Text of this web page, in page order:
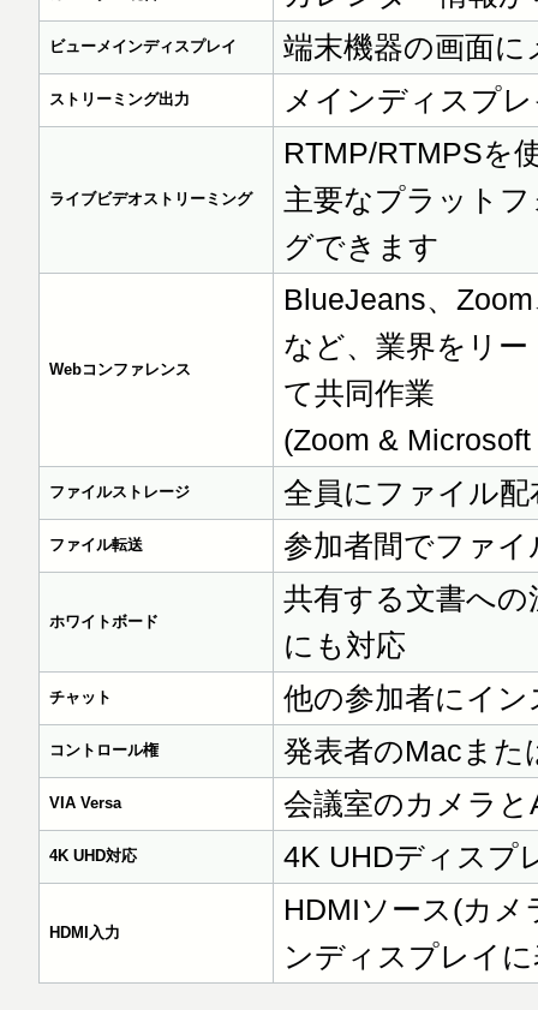
ビューメインディスプレイ 端末機器の画面
ストリーミング出力 メインディスプ
ライブビデオストリーミング
RTMP/RTMPSを
主要なプラット
グできます
Webコンファレンス
BlueJeans、
など、業界をリ
て共同作業
(Zoom &
ファイルストレージ 全員にファイル
ファイル転送 参加者間でファ
ホワイトボード
共有する文書へ
にも対応
チャット 他の参加者にイ
コントロール権 発表者のMacまた
VIA Versa 会議室のカメラ
4K UHD対応 4K UHDディスプ
HDMI入力
HDMIソース(カ
ンディスプレイ